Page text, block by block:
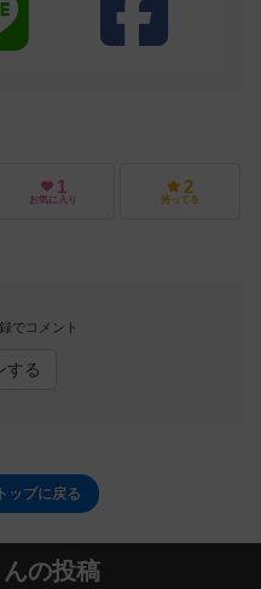
1
お気に入り
2
持ってる
でコメント
する
ップに戻る
の投稿